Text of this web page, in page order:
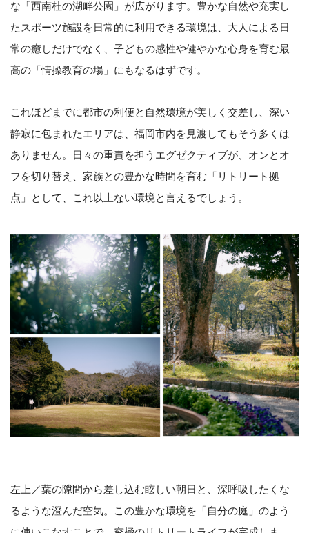
な「西南杜の湖畔公園」が広がります。豊かな自然や充実し
たスポーツ施設を日常的に利用できる環境は、大人による日
常の癒しだけでなく、子どもの感性や健やかな心身を育む最
高の「情操教育の場」にもなるはずです。
これほどまでに都市の利便と自然環境が美しく交差し、深い
静寂に包まれたエリアは、福岡市内を見渡してもそう多くは
ありません。日々の重責を担うエグゼクティブが、オンとオ
フを切り替え、家族との豊かな時間を育む「リトリート拠
点」として、これ以上ない環境と言えるでしょう。
左上／葉の隙間から差し込む眩しい朝日と、深呼吸したくな
るような澄んだ空気。この豊かな環境を「自分の庭」のよう